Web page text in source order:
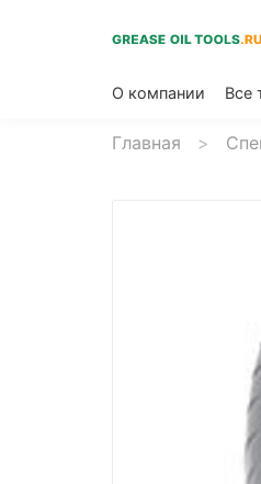
О компании Все
Главная